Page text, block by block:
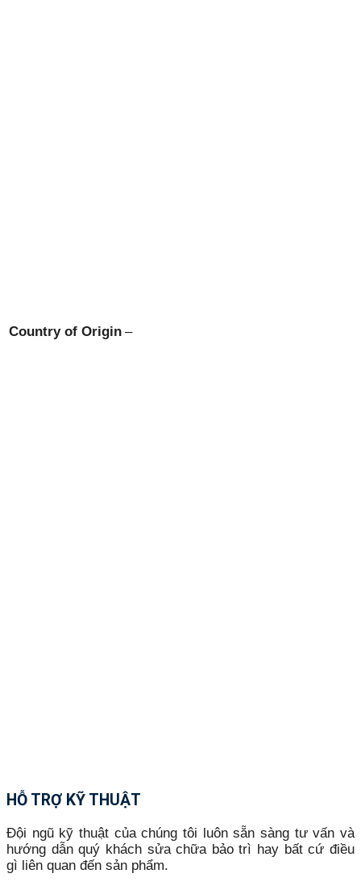
Country of Origin –
HỖ TRỢ KỸ THUẬT
Đội ngũ kỹ thuật của chúng tôi luôn sẵn sàng tư vấn và
hướng dẫn quý khách sửa chữa bảo trì hay bất cứ điều
gì liên quan đến sản phẩm.